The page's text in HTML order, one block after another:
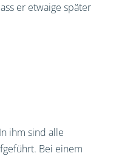
er etwaige später
ihm sind alle
Bei einem